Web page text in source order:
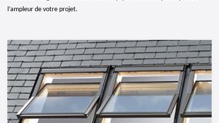
l’ampleur de votre projet.